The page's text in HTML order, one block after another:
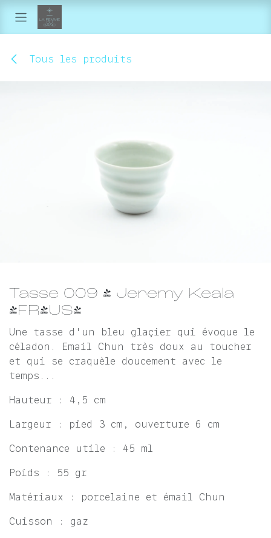
Se rendre au contenu
Tous les produits
Tasse 009 - Jeremy Keala
(FR/US)
Une tasse d'un bleu glaçier qui évoque le
céladon. Email Chun très doux au toucher
et qui se craquèle doucement avec le
temps...
Hauteur : 4,5 cm
Largeur : pied 3 cm, ouverture 6 cm
Contenance utile : 45 ml
Poids : 55 gr
Matériaux : porcelaine et émail Chun
Cuisson : gaz